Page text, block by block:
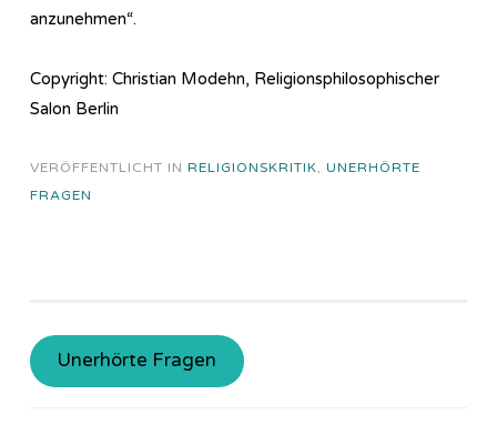
anzunehmen“.
Copyright: Christian Modehn, Religionsphilosophischer
Salon Berlin
VERÖFFENTLICHT IN RELIGIONSKRITIK, UNERHÖRTE
FRAGEN
Unerhörte Fragen